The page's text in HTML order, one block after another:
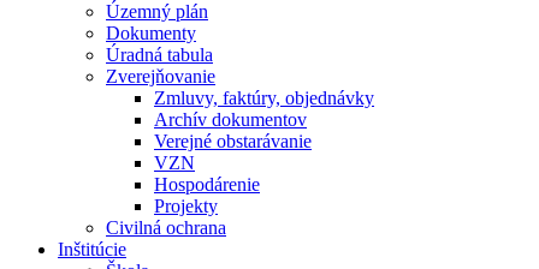
Územný plán
Dokumenty
Úradná tabula
Zverejňovanie
Zmluvy, faktúry, objednávky
Archív dokumentov
Verejné obstarávanie
VZN
Hospodárenie
Projekty
Civilná ochrana
Inštitúcie